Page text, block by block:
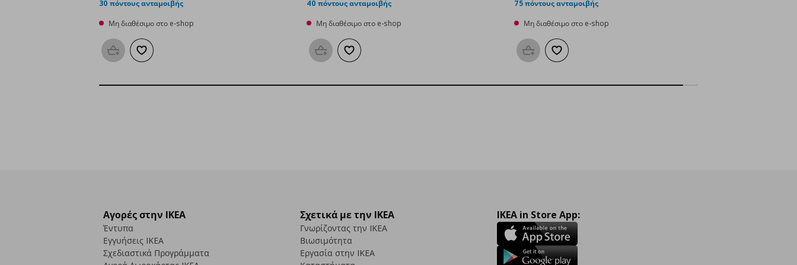
30 πόντους ανταμοιβής
Μη διαθέσιμο στο e-shop
Προσθήκη στο καλάθι
Προσθήκη στα αγαπημένα
40 πόντους ανταμοιβής
Μη διαθέσιμο στο e-shop
Προσθήκη στο καλάθι
Προσθήκη στα αγαπημένα
75 πόντους ανταμοιβής
Μη διαθέσιμο στο e-shop
Προσθήκη στο καλάθι
Προσθήκη στα αγαπημένα
Αγορές στην IKEA
Έντυπα
Εγγυήσεις IKEA
Σχεδιαστικά Προγράμματα
Σχετικά με την IKEA
Γνωρίζοντας την IKEA
Βιωσιμότητα
Εργασία στην IKEA
IKEA in Store App: